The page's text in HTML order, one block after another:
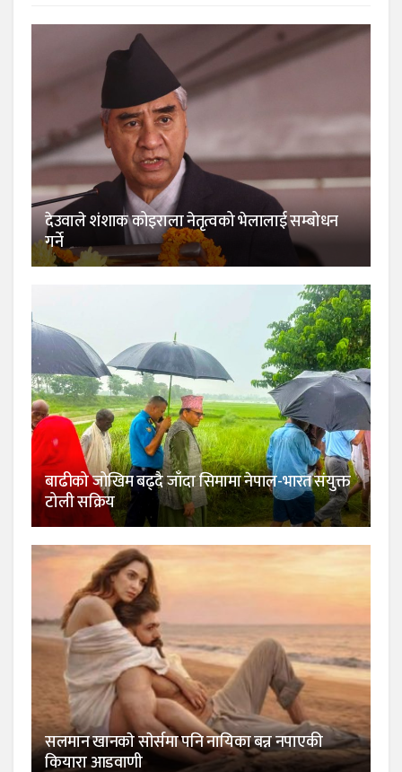
देउवाले शंशाक कोइराला नेतृत्वको भेलालाई सम्बोधन
गर्ने
बाढीको जोखिम बढ्दै जाँदा सिमामा नेपाल-भारत संयुक्त
टोली सक्रिय
सलमान खानकाे साेर्समा पनि नायिका बन्न नपाएकी
कियारा आडवाणी